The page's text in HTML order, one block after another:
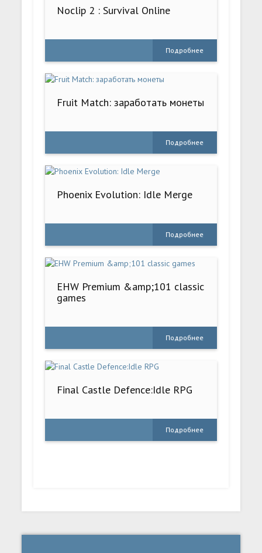
Noclip 2 : Survival Online
Подробнее
Fruit Match: заработать монеты
Подробнее
Phoenix Evolution: Idle Merge
Подробнее
EHW Premium &amp;101 classic
games
Подробнее
Final Castle Defence:Idle RPG
Подробнее